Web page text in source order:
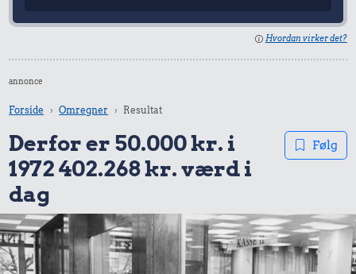
Hvordan virker det?
annonce
Forside Omregner Resultat
Derfor er 50.000 kr. i
1972 402.268 kr. værd i
dag
Følg